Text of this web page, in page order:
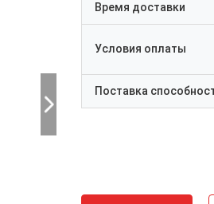
Время доставки
Условия оплаты
Поставка